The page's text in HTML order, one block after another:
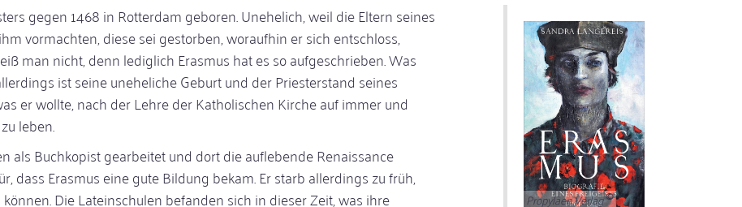
Propyläen Verlag
gegen 1468 in Rotterdam geboren. Unehelich, weil die Eltern seines
vormachten, diese sei gestorben, woraufhin er sich entschloss,
man nicht, denn lediglich Erasmus hat es so aufgeschrieben. Was
ist seine uneheliche Geburt und der Priesterstand seines
er wollte, nach der Lehre der Katholischen Kirche auf immer und
leben.
als Buchkopist gearbeitet und dort die auflebende Renaissance
dass Erasmus eine gute Bildung bekam. Er starb allerdings zu früh,
Die Lateinschulen befanden sich in dieser Zeit, was ihre